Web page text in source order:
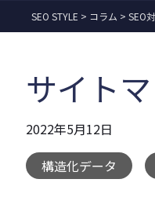
SEO STYLE > コラム > SEO
サイト
2022年5月12日
構造化データ